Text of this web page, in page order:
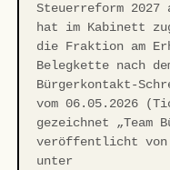
Steuerreform 2027
hat im Kabinett
die Fraktion am
Belegkette nach
Bürgerkontakt-
vom 06.05.2026
gezeichnet „Team
veröffentlicht von
unter